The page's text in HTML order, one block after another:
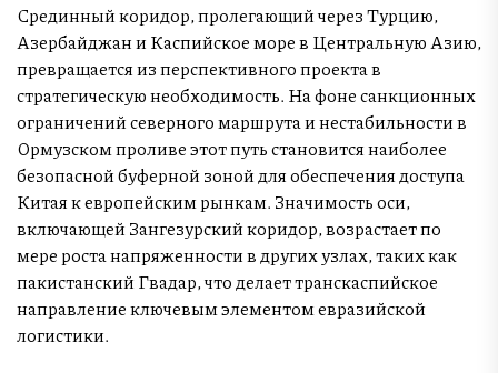
Срединный коридор, пролегающий через Турцию,
Азербайджан и Каспийское море в Центральную Азию,
превращается из перспективного проекта в
стратегическую необходимость. На фоне санкционных
ограничений северного маршрута и нестабильности в
Ормузском проливе этот путь становится наиболее
безопасной буферной зоной для обеспечения доступа
Китая к европейским рынкам. Значимость оси,
включающей Зангезурский коридор, возрастает по
мере роста напряженности в других узлах, таких как
пакистанский Гвадар, что делает транскаспийское
направление ключевым элементом евразийской
логистики.